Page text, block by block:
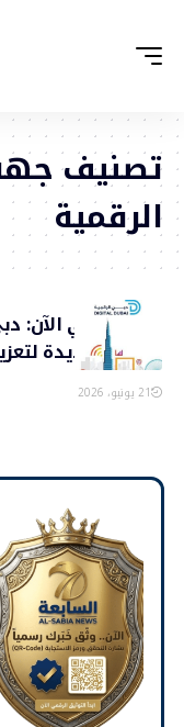
تصنيف
الرقمية
حكومية جديدة
21 يونيو، 2026